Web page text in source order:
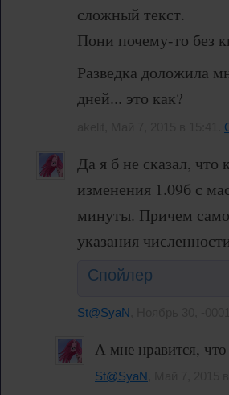
сложный текст.
Пони почему-то без
Разведка доложила
дней... это как?
Да я б не сказал, что
изменения 1.09б с
минуты. Причем
указания
Спойлер
St@SyaN
А мне нравится,
St@SyaN